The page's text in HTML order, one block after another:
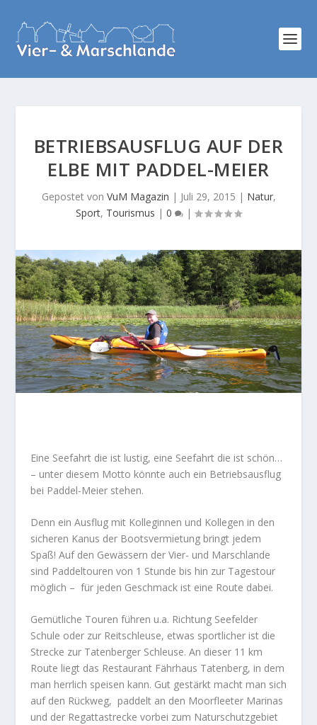
BETRIEBSAUSFLUG AUF DER
ELBE MIT PADDEL-MEIER
Gepostet von VuM Magazin | Juli 29, 2015 | Natur,
Sport, Tourismus | 0 |
Eine Seefahrt die ist lustig, eine Seefahrt die ist schön…
– unter diesem Motto könnte auch ein Betriebsausflug
bei Paddel-Meier stehen.
Denn ein Ausflug mit Kolleginnen und Kollegen in den
sicheren Kanus der Bootsvermietung bringt jedem
Spaß! Auf den Gewässern der Vier- und Marschlande
sind Paddeltouren von 1 Stunde bis hin zur Tagestour
möglich – für jeden Geschmack ist eine Route dabei.
Gemütliche Touren führen u.a. Richtung Seefelder
Schule oder zur Reitschleuse, etwas sportlicher ist die
Strecke zur Tatenberger Schleuse. An dieser 11 km
Route liegt das Restaurant Fährhaus Tatenberg, in dem
man herrlich speisen kann. Gut gestärkt macht man sich
auf den Rückweg, paddelt an den Moorfleeter Marinas
und der Regattastrecke vorbei zum Naturschutzgebiet